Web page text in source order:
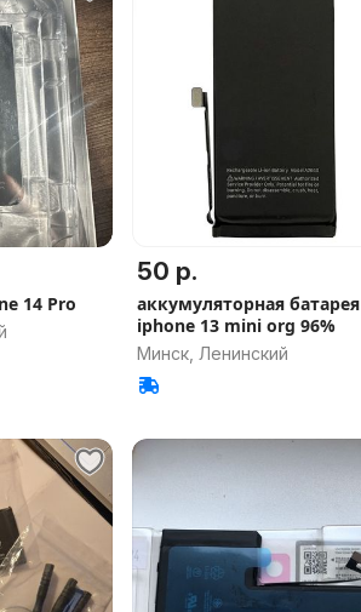
14 Pro
50 р.
аккумуляторная батарея
iphone 13 mini org 96%
Минск, Ленинский